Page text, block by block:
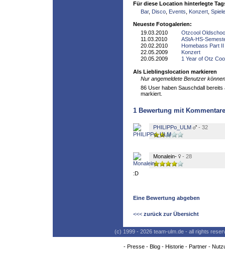
Für diese Location hinterlegte
Bar, Disco Events Konzert Spiele
Neueste Fotogalerien:
19.03.2010
Otzcool
11.03.2010
AStA-HS-
20.02.2010
Homebass Part II
22.05.2009
Konzert
20.05.2009
1 Year of Otz
Als Lieblingslocation markieren
Nur angemeldete Benutzer
86 User haben Sauschdall bereits
markiert.
1 Bewertung mit
PHILIPPo_ULM - 32
Monalein- - 28
:D
Eine Bewertung abgeben
<<< zurück zur Übersicht
(c) 1999 - 2026 team-ulm.de - all rights
- Presse- Blog- Historie- Partner-